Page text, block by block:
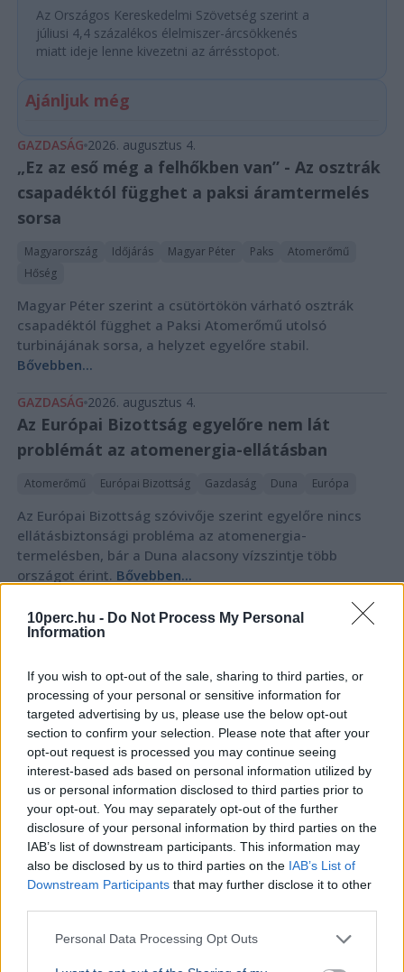
10perc.hu - Do Not Process My Personal
Information
If you wish to opt-out of the sale, sharing to third parties, or
processing of your personal or sensitive information for
targeted advertising by us, please use the below opt-out
section to confirm your selection. Please note that after your
opt-out request is processed you may continue seeing
interest-based ads based on personal information utilized by
us or personal information disclosed to third parties prior to
your opt-out. You may separately opt-out of the further
disclosure of your personal information by third parties on the
IAB’s list of downstream participants. This information may
also be disclosed by us to third parties on the IAB’s List of
Downstream Participants that may further disclose it to other
Personal Data Processing Opt Outs
Az Országos Kereskedelmi Szövetség szerint a
júliusi 4,4 százalékos élelmiszer-árcsökkenés
miatt ideje lenne kivezetni az árrésstopot.
Ajánljuk még
GAZDASÁG 2026. augusztus 4.
„Ez az eső még a felhőkben van” - Az osztrák
csapadéktól függhet a paksi áramtermelés
sorsa
Magyarország Időjárás Magyar Péter Paks
Atomerőmű
Hőség
Magyar Péter szerint a csütörtökön várható osztrák
csapadéktól függhet a Paksi Atomerőmű utolsó
turbinájának sorsa, a helyzet egyelőre stabil.
Bővebben...
GAZDASÁG 2026. augusztus 4.
Az Európai Bizottság egyelőre nem lát
problémát az atomenergia-ellátásban
Atomerőmű Európai Bizottság Gazdaság Duna Európa
Az Európai Bizottság szóvivője szerint egyelőre nincs
ellátásbiztonsági probléma az atomenergia-
termelésben, bár a Duna alacsony vízszintje több
országot érint. Bővebben...
GAZDASÁG 2026. augusztus 4.
Amerika bejelentette: közel a Hormuzi-